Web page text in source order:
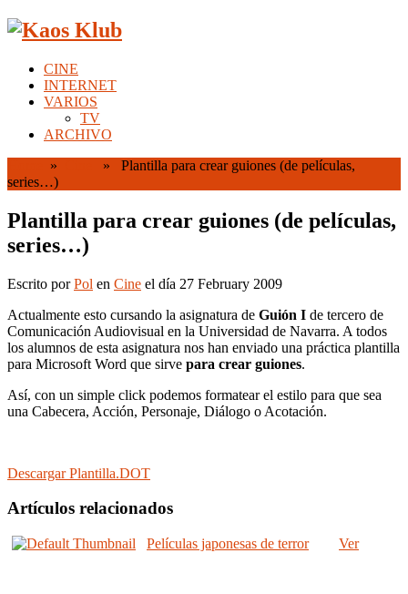
CINE
INTERNET
VARIOS
TV
ARCHIVO
»
» Plantilla para crear guiones (de películas,
series…)
Plantilla para crear guiones (de películas,
series…)
Escrito porPol en Cine el día 27 February 2009
Actualmente esto cursando la asignatura de Guión I de tercero de
Comunicación Audiovisual en la Universidad de Navarra. A todos
los alumnos de esta asignatura nos han enviado una práctica plantilla
para Microsoft Word que sirve para crear guiones.
Así, con un simple click podemos formatear el estilo para que sea
una Cabecera, Acción, Personaje, Diálogo o Acotación.
Descargar Plantilla.DOT
Artículos relacionados
Películas japonesas de terror Ver